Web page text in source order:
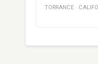
TORRANCE ·